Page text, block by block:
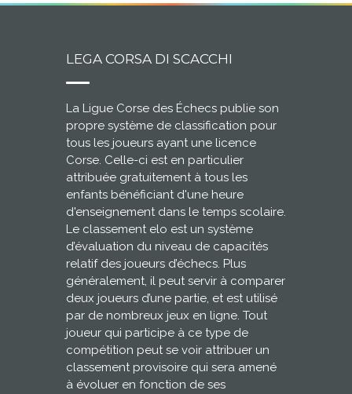
LEGA CORSA DI SCACCHI
La Ligue Corse des Échecs publie son
propre système de classification pour
tous les joueurs ayant une licence
Corse. Celle-ci est en particulier
attribuée gratuitement à tous les
enfants bénéficiant d'une heure
d'enseignement dans le temps scolaire.
Le classement elo est un système
d’évaluation du niveau de capacités
relatif des joueurs d’échecs. Plus
généralement, il peut servir à comparer
deux joueurs d’une partie, et est utilisé
par de nombreux jeux en ligne. Tout
joueur qui participe à ce type de
compétition peut se voir attribuer un
classement provisoire qui sera amené
à évoluer en fonction de ses